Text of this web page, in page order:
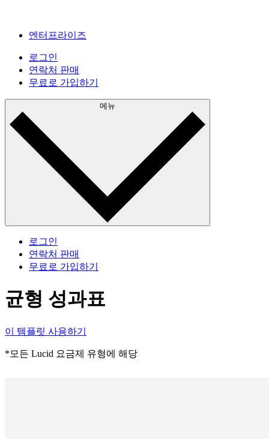
엔터프라이즈
로그인
연락처 판매
무료로 가입하기
메뉴
로그인
연락처 판매
무료로 가입하기
균형 성과표
이 템플릿 사용하기
*모든 Lucid 요금제 유형에 해당